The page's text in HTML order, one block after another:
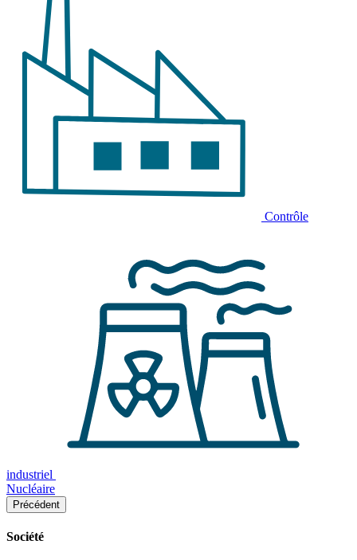
Contrôle
industriel
Nucléaire
Précédent
Société